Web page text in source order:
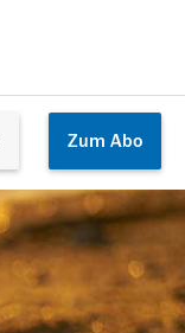
Zum Abo